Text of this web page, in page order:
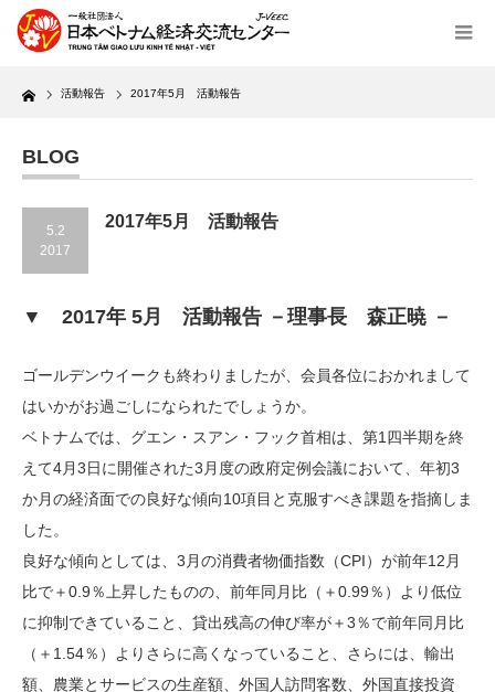
Home 活動報告 2017年5月 活動報告
BLOG
5.2
2017
2017年5月 活動報告
▼ 2017年 5月 活動報告 －理事長 森正暁 －
ゴールデンウイークも終わりましたが、会員各位におかれまして
はいかがお過ごしになられたでしょうか。
ベトナムでは、グエン・スアン・フック首相は、第1四半期を終
えて4月3日に開催された3月度の政府定例会議において、年初3
か月の経済面での良好な傾向10項目と克服すべき課題を指摘しま
した。
良好な傾向としては、3月の消費者物価指数（CPI）が前年12月
比で＋0.9％上昇したものの、前年同月比（＋0.99％）より低位
に抑制できていること、貸出残高の伸び率が＋3％で前年同月比
（＋1.54％）よりさらに高くなっていること、さらには、輸出
額、農業とサービスの生産額、外国人訪問客数、外国直接投資